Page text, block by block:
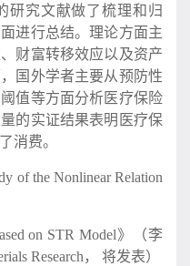
研究文献做了梳理和归
进行总结。理论方面主
财富转移效应以及资产
国外学者主要从预防性
值等方面分析医疗保险
的实证结果表明医疗保
消费。
of the Nonlinear Relation
on STR Model》（李
Research， 将发表）